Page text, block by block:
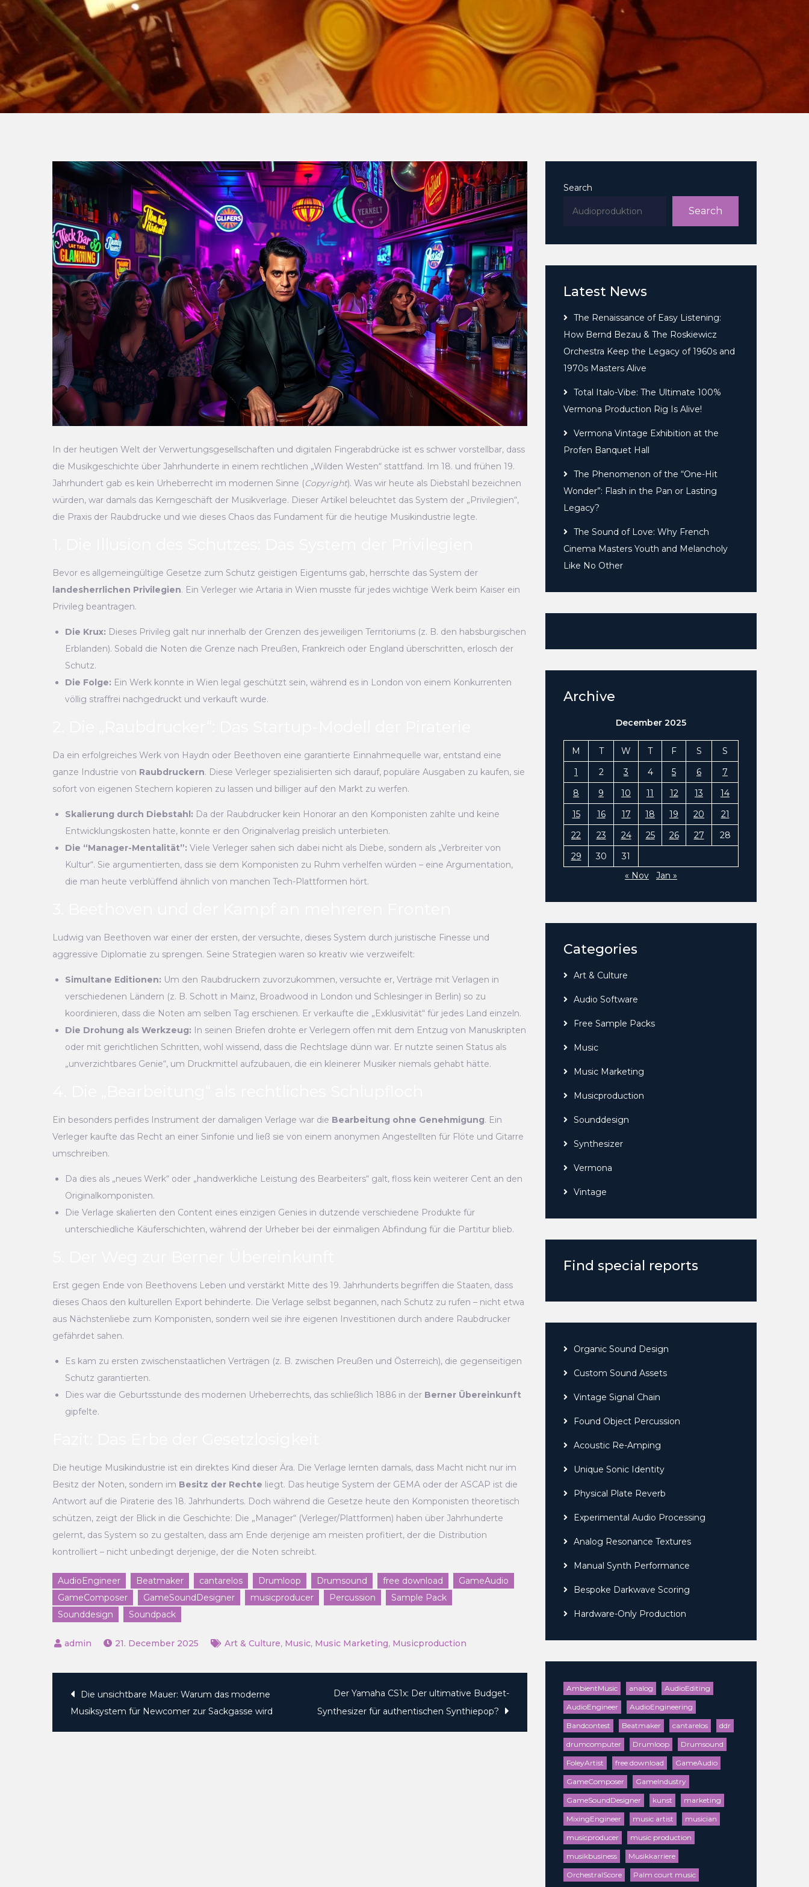
In der heutigen Welt der Verwertungsgesellschaften und digitalen Fingerabdrücke ist es schwer vorstellbar, dass
die Musikgeschichte über Jahrhunderte in einem rechtlichen „Wilden Westen“ stattfand. Im 18. und frühen 19.
Jahrhundert gab es kein Urheberrecht im modernen Sinne (Copyright). Was wir heute als Diebstahl bezeichnen
würden, war damals das Kerngeschäft der Musikverlage. Dieser Artikel beleuchtet das System der „Privilegien“,
die Praxis der Raubdrucke und wie dieses Chaos das Fundament für die heutige Musikindustrie legte.
Bevor es allgemeingültige Gesetze zum Schutz geistigen Eigentums gab, herrschte das System der
landesherrlichen Privilegien. Ein Verleger wie Artaria in Wien musste für jedes wichtige Werk beim Kaiser ein
Privileg beantragen.
Die Krux: Dieses Privileg galt nur innerhalb der Grenzen des jeweiligen Territoriums (z. B. den habsburgischen
Erblanden). Sobald die Noten die Grenze nach Preußen, Frankreich oder England überschritten, erlosch der
Schutz.
Die Folge: Ein Werk konnte in Wien legal geschützt sein, während es in London von einem Konkurrenten
völlig straffrei nachgedruckt und verkauft wurde.
Da ein erfolgreiches Werk von Haydn oder Beethoven eine garantierte Einnahmequelle war, entstand eine
ganze Industrie von Raubdruckern. Diese Verleger spezialisierten sich darauf, populäre Ausgaben zu kaufen, sie
sofort von eigenen Stechern kopieren zu lassen und billiger auf den Markt zu werfen.
Skalierung durch Diebstahl: Da der Raubdrucker kein Honorar an den Komponisten zahlte und keine
Entwicklungskosten hatte, konnte er den Originalverlag preislich unterbieten.
Die “Manager-Mentalität”: Viele Verleger sahen sich dabei nicht als Diebe, sondern als „Verbreiter von
Kultur“. Sie argumentierten, dass sie dem Komponisten zu Ruhm verhelfen würden – eine Argumentation,
die man heute verblüffend ähnlich von manchen Tech-Plattformen hört.
Ludwig van Beethoven war einer der ersten, der versuchte, dieses System durch juristische Finesse und
aggressive Diplomatie zu sprengen. Seine Strategien waren so kreativ wie verzweifelt:
Simultane Editionen: Um den Raubdruckern zuvorzukommen, versuchte er, Verträge mit Verlagen in
verschiedenen Ländern (z. B. Schott in Mainz, Broadwood in London und Schlesinger in Berlin) so zu
koordinieren, dass die Noten am selben Tag erschienen. Er verkaufte die „Exklusivität“ für jedes Land einzeln.
Die Drohung als Werkzeug: In seinen Briefen drohte er Verlegern offen mit dem Entzug von Manuskripten
oder mit gerichtlichen Schritten, wohl wissend, dass die Rechtslage dünn war. Er nutzte seinen Status als
„unverzichtbares Genie“, um Druckmittel aufzubauen, die ein kleinerer Musiker niemals gehabt hätte.
Ein besonders perfides Instrument der damaligen Verlage war die Bearbeitung ohne Genehmigung. Ein
Verleger kaufte das Recht an einer Sinfonie und ließ sie von einem anonymen Angestellten für Flöte und Gitarre
umschreiben.
Da dies als „neues Werk“ oder „handwerkliche Leistung des Bearbeiters“ galt, floss kein weiterer Cent an den
Originalkomponisten.
Die Verlage skalierten den Content eines einzigen Genies in dutzende verschiedene Produkte für
unterschiedliche Käuferschichten, während der Urheber bei der einmaligen Abfindung für die Partitur blieb.
Erst gegen Ende von Beethovens Leben und verstärkt Mitte des 19. Jahrhunderts begriffen die Staaten, dass
dieses Chaos den kulturellen Export behinderte. Die Verlage selbst begannen, nach Schutz zu rufen – nicht etwa
aus Nächstenliebe zum Komponisten, sondern weil sie ihre eigenen Investitionen durch andere Raubdrucker
gefährdet sahen.
Es kam zu ersten zwischenstaatlichen Verträgen (z. B. zwischen Preußen und Österreich), die gegenseitigen
Schutz garantierten.
Dies war die Geburtsstunde des modernen Urheberrechts, das schließlich 1886 in der Berner Übereinkunft
gipfelte.
Die heutige Musikindustrie ist ein direktes Kind dieser Ära. Die Verlage lernten damals, dass Macht nicht nur im
Besitz der Noten, sondern im Besitz der Rechte liegt. Das heutige System der GEMA oder der ASCAP ist die
Antwort auf die Piraterie des 18. Jahrhunderts. Doch während die Gesetze heute den Komponisten theoretisch
schützen, zeigt der Blick in die Geschichte: Die „Manager“ (Verleger/Plattformen) haben über Jahrhunderte
gelernt, das System so zu gestalten, dass am Ende derjenige am meisten profitiert, der die Distribution
kontrolliert – nicht unbedingt derjenige, der die Noten schreibt.
AudioEngineer Beatmaker cantarelos Drumloop Drumsound free download
GameAudio
GameComposer
GameSoundDesigner musicproducer Percussion
Sample Pack
Sounddesign
Soundpack
21. December 2025 Art & Culture, Music, Music Marketing, Musicproduction
Post
navigation
Die unsichtbare Mauer: Warum das moderne
Musiksystem für Newcomer zur Sackgasse wird
Der Yamaha CS1x: Der ultimative Budget-
Synthesizer für authentischen Synthiepop?
Search
Search
Latest News
The Renaissance of Easy Listening:
How Bernd Bezau & The Roskiewicz
Orchestra Keep the Legacy of 1960s and
1970s Masters Alive
Total Italo-Vibe: The Ultimate 100%
Vermona Production Rig Is Alive!
Vermona Vintage Exhibition at the
Profen Banquet Hall
The Phenomenon of the “One-Hit
Wonder”: Flash in the Pan or Lasting
Legacy?
The Sound of Love: Why French
Cinema Masters Youth and Melancholy
Like No Other
Archive
December 2025
M T W T F S
S
1
2 3 4 5 6
7
8
9 10 11 12 13
14
15
16 17 18 19 20
21
22
23 24 25 26 27
28
29
30
31
« Nov
Jan »
Categories
Art & Culture
Audio Software
Free Sample Packs
Music
Music Marketing
Musicproduction
Sounddesign
Synthesizer
Vermona
Vintage
Find special reports
Organic Sound Design
Custom Sound Assets
Vintage Signal Chain
Found Object Percussion
Acoustic Re-Amping
Unique Sonic Identity
Physical Plate Reverb
Experimental Audio Processing
Analog Resonance Textures
Manual Synth Performance
Bespoke Darkwave Scoring
Hardware-Only Production
AmbientMusic analog AudioEditing
AudioEngineer AudioEngineering
Bandcontest Beatmaker cantarelos ddr
drumcomputer Drumloop Drumsound
FoleyArtist free download GameAudio
GameComposer GameIndustry
GameSoundDesigner kunst marketing
MixingEngineer music artist musician
musicproducer music production
musikbusiness Musikkarriere
OrchestralScore Palm court music